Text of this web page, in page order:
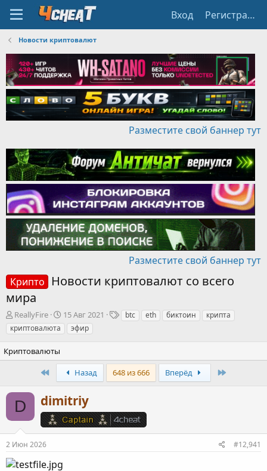
Вход Регистрация
Новости криптовалют
Разместите свой баннер тут
Разместите свой баннер тут
Крипто
Новости криптовалют со всего
мира
А
в
т
р
ы
ReallyFire
Д
а
т
а
л
а
15 Авг 2021
Тbtc eth биктоин
крипта
криптовалюта
эфир
Криптовалюты
Назад 648 из 666 Вперёд
D dimitriy
2 Июн 2026 #12,941